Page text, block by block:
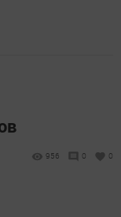
956 0 0